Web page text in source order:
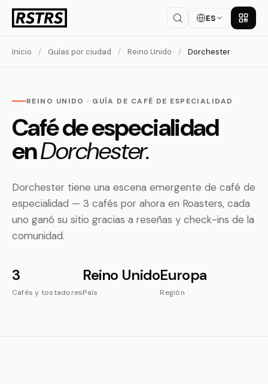
ES
Inicio / Guías por ciudad / Reino Unido / Dorchester
REINO UNIDO · GUÍA DE CAFÉ DE ESPECIALIDAD
Café de especialidad
enDorchester.
Dorchester tiene una escena emergente de café de
especialidad — 3 cafés por ahora en Roasters, cada
uno ganó su sitio gracias a reseñas y check-ins de la
comunidad.
3
Cafés y tostadores
Reino Unido
País
Europa
Región